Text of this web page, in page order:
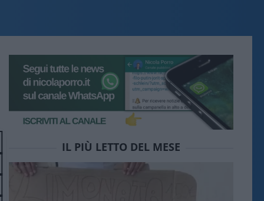
IL PIÙ LETTO DEL MESE